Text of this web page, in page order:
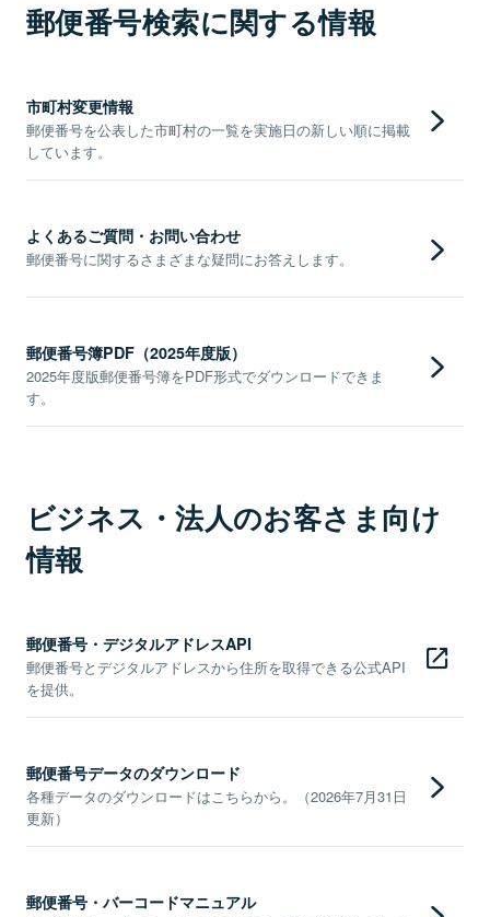
郵便番号検索に関する情報
市町村変更情報
郵便番号を公表した市町村の一覧を実施日の新しい順に掲載
しています。
よくあるご質問・お問い合わせ
郵便番号に関するさまざまな疑問にお答えします。
郵便番号簿PDF（2025年度版）
2025年度版郵便番号簿をPDF形式でダウンロードできま
す。
ビジネス・法人のお客さま向け
情報
郵便番号・デジタルアドレスAPI
郵便番号とデジタルアドレスから住所を取得できる公式API
を提供。
郵便番号データのダウンロード
各種データのダウンロードはこちらから。（2026年7月31日
更新）
郵便番号・バーコードマニュアル